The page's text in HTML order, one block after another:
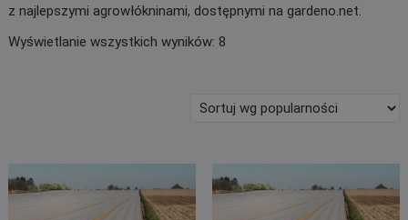
z najlepszymi agrowłókninami, dostępnymi na gardeno.net.
Wyświetlanie wszystkich wyników: 8Posortowane